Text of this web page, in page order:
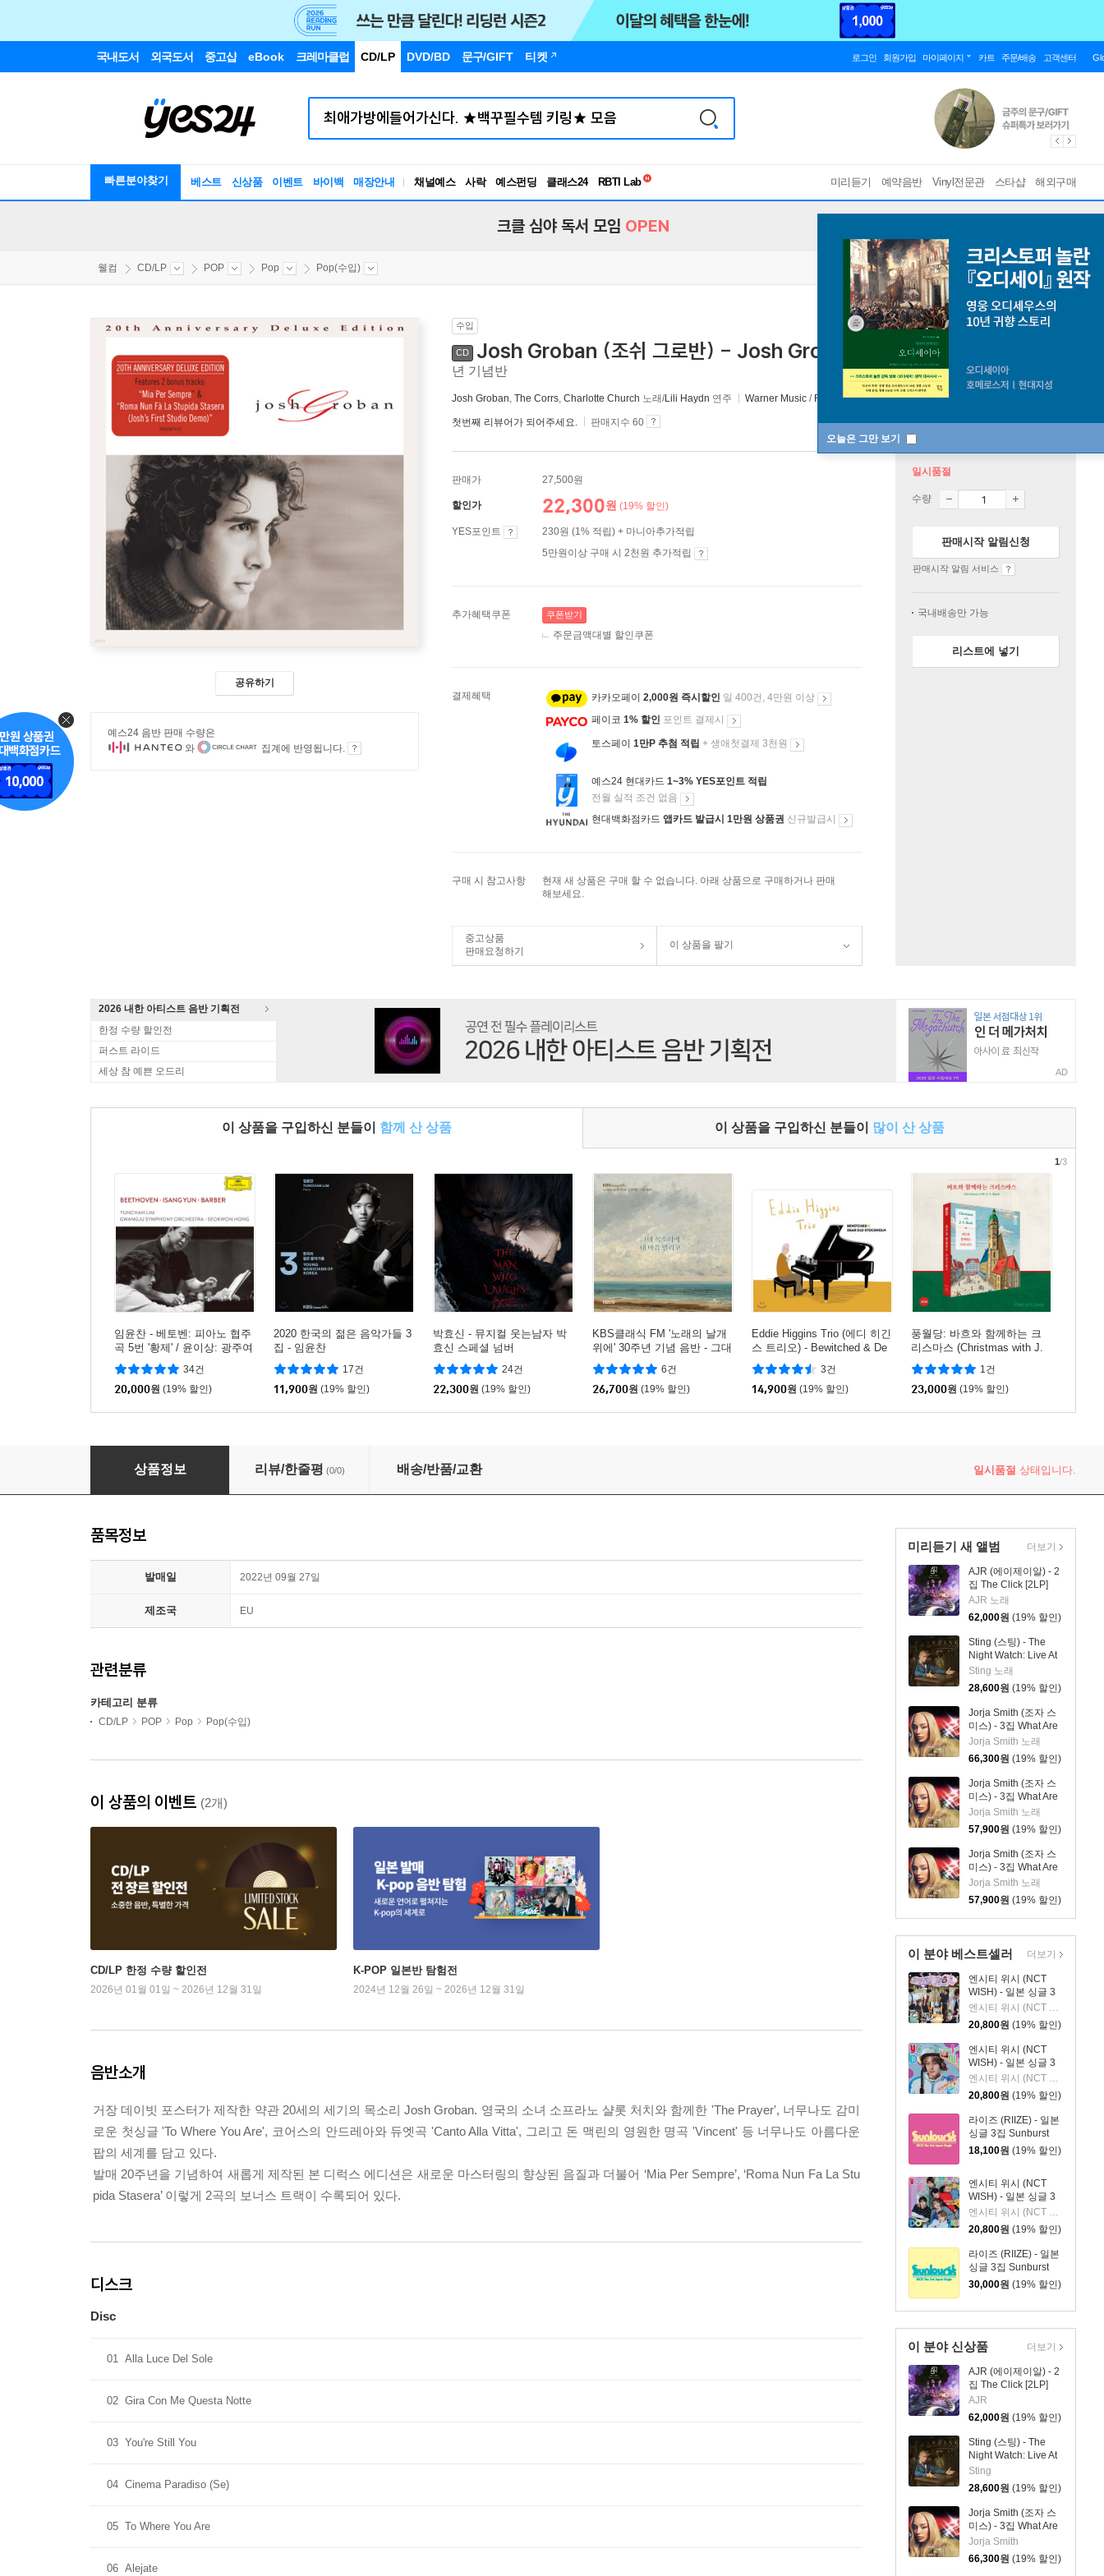
국내도서 외국도서 중고샵 eBook 크레마클럽 CD/LP DVD/BD 문구/GIFT 티켓 로그인 회원가입 마이페이지 카트 주문/배송 고객센터
빠른분야찾기 베스트 신상품 이벤트 바이백 매장안내 채널예스 사락 예스펀딩 클래스24
RBTI Lab
독서유형검사
미리듣기 예약음반 Vinyl전문관 스타샵 해외구매
오늘은 그만 보기
크클 심야 독서 모임 OPEN
웰컴 CD/LP POP Pop Pop(수입)
공유하기
예스24 음반 판매 수량은
와
집계에 반영됩니다.
수입
CD Josh Groban (조쉬 그로반) - Josh Groban (Deluxe Edition)
년 기념반
Josh Groban, The Corrs, Charlotte Church 노래/Lili Haydn 연주 Warner Music / Reprise Records 2022년 09월 27일
첫번째 리뷰어가 되어주세요. 판매지수 60
판매가 27,500원
할인가 22,300원 (19% 할인)
YES포인트
230원 (1% 적립) + 마니아추가적립
5만원이상 구매 시 2천원 추가적립
추가혜택쿠폰 쿠폰받기
주문금액대별 할인쿠폰
결제혜택 카카오페이 2,000원 즉시할인 일 400건, 4만원 이상
페이코 1% 할인 포인트 결제시
토스페이 1만P 추첨 적립 + 생애첫결제 3천원
예스24 현대카드 1~3% YES포인트 적립
전월 실적 조건 없음
현대백화점카드 앱카드 발급시 1만원 상품권 신규발급시
구매 시 참고사항
현재 새 상품은 구매 할 수 없습니다. 아래 상품으로 구매하거나 판매
해보세요.
중고상품
판매요청하기
이 상품을 팔기
일시품절
수량
판매시작 알림신청
판매시작 알림 서비스
국내배송만 가능
리스트에 넣기
2026 내한 아티스트 음반 기획전
한정 수량 할인전
퍼스트 라이드
세상 참 예쁜 오드리
AD
이 상품을 구입하신 분들이 함께 산 상품 이 상품을 구입하신 분들이 많이 산 상품
임윤찬 - 베토벤: 피아노 협주
곡 5번 '황제' / 윤이상: 광주여
영원히 / 바버: 현을 위한 아
다지오 (Beethoven / Isang Y
un / Barber)
34건
20,000원 (19% 할인)
2020 한국의 젊은 음악가들 3
집 - 임윤찬
17건
11,900원 (19% 할인)
박효신 - 뮤지컬 웃는남자 박
효신 스페셜 넘버
24건
22,300원 (19% 할인)
KBS클래식 FM '노래의 날개
위에' 30주년 기념 음반 - 그대
목소리에 내 마음 열리고
6건
26,700원 (19% 할인)
Eddie Higgins Trio (에디 히긴
스 트리오) - Bewitched & De
ar Old Stockholm
3건
14,900원 (19% 할인)
풍월당: 바흐와 함께하는 크
리스마스 (Christmas with J.
S. Bach)
1건
23,000원 (19% 할인)
1/3
Josh Groban (조쉬 그로반) - Josh Groban (Deluxe Edition)
상품정보 리뷰/한줄평 (0/0) 배송/반품/교환 일시품절 상태입니다.
미리듣기 새 앨범
AJR (에이제이알) - 2
집 The Click [2LP]
AJR 노래
62,000원 (19% 할인)
Sting (스팅) - The
Night Watch: Live At
The Rijksmuseum
Sting 노래
28,600원 (19% 할인)
Jorja Smith (조자 스
미스) - 3집 What Are
The Odds [스플래터
컬러 LP]
Jorja Smith 노래
66,300원 (19% 할인)
Jorja Smith (조자 스
미스) - 3집 What Are
The Odds [심플 오렌
지 컬러 LP]
Jorja Smith 노래
57,900원 (19% 할인)
Jorja Smith (조자 스
미스) - 3집 What Are
The Odds [심플 바이
올렛 컬러 LP]
Jorja Smith 노래
57,900원 (19% 할인)
더보기
이 분야 베스트셀러
엔시티 위시 (NCT
WISH) - 일본 싱글 3
집 YO-I-DON! / BOY
MEETS GIRL [통상판
BOY MEETS GIRL
Ver.]
엔시티 위시 (NCT WISH)
20,800원 (19% 할인)
엔시티 위시 (NCT
WISH) - 일본 싱글 3
집 YO-I-DON! / BOY
MEETS GIRL [YUSHI
Ver.]
엔시티 위시 (NCT WISH)
20,800원 (19% 할인)
라이즈 (RIIZE) - 일본
싱글 3집 Sunburst
[INITIAL PRESS]
18,100원 (19% 할인)
엔시티 위시 (NCT
WISH) - 일본 싱글 3
집 YO-I-DON! / BOY
MEETS GIRL [통상판
YO-I-DON! Ver.]
엔시티 위시 (NCT WISH)
20,800원 (19% 할인)
라이즈 (RIIZE) - 일본
싱글 3집 Sunburst
[초회한정반 B]
30,000원 (19% 할인)
더보기
이 분야 신상품
AJR (에이제이알) - 2
집 The Click [2LP]
AJR
62,000원 (19% 할인)
Sting (스팅) - The
Night Watch: Live At
The Rijksmuseum
Sting
28,600원 (19% 할인)
Jorja Smith (조자 스
미스) - 3집 What Are
The Odds [스플래터
컬러 LP]
Jorja Smith
66,300원 (19% 할인)
더보기
품목정보
발매일 2022년 09월 27일
제조국 EU
관련분류
카테고리 분류
CD/LP POP Pop Pop(수입)
이 상품의 이벤트 (2개)
CD/LP 한정 수량 할인전
2026년 01월 01일 ~ 2026년 12월 31일
K-POP 일본반 탐험전
2024년 12월 26일 ~ 2026년 12월 31일
음반소개
거장 데이빗 포스터가 제작한 약관 20세의 세기의 목소리 Josh Groban. 영국의 소녀 소프라노 샬롯 처치와 함께한 'The Prayer', 너무나도 감미
로운 첫싱글 'To Where You Are', 코어스의 안드레아와 듀엣곡 'Canto Alla Vitta', 그리고 돈 맥린의 영원한 명곡 'Vincent' 등 너무나도 아름다운
팝의 세계를 담고 있다.
발매 20주년을 기념하여 새롭게 제작된 본 디럭스 에디션은 새로운 마스터링의 향상된 음질과 더불어 ‘Mia Per Sempre’, ‘Roma Nun Fa La Stu
pida Stasera’ 이렇게 2곡의 보너스 트랙이 수록되어 있다.
디스크
Disc
01 Alla Luce Del Sole
02 Gira Con Me Questa Notte
03 You're Still You
04 Cinema Paradiso (Se)
05 To Where You Are
06 Alejate